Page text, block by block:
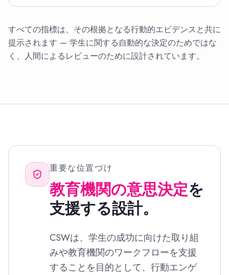
すべての指標は、その根拠となる行動的エビデンスと共に
提示されます — 学生に関する自動的な決定のためではな
く、人間によるレビューのために設計されています。
重要な位置づけ
教育機関の意思決定を
支援する設計。
CSWは、学生の成功に向けた取り組
みや教育機関のワークフローを支援
することを目的として、行動エンゲ